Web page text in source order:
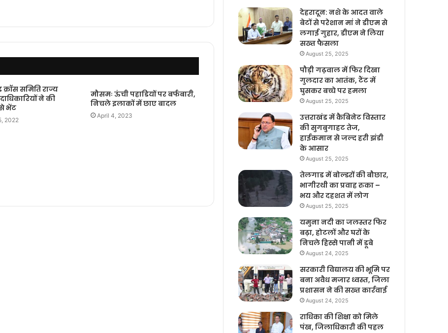
क्रॉस समिति राज्य
ने की
भेंट
2022
मौसमः ऊंची पहाडियों पर बर्फबारी,
निचले इलाकों में छाए बादल
April 4, 2023
देहरादून: नशे के आदत वाले
बेटों से परेशान मां ने डीएम से
लगाई गुहार, डीएम ने लिया
सख्त फैसला
August 25, 2025
पौड़ी गढ़वाल में फिर दिखा
गुलदार का आतंक, टैंट में
घुसकर बच्चे पर हमला
August 25, 2025
उत्तराखंड में कैबिनेट विस्तार
की सुगबुगाहट तेज,
हाईकमान से जल्द हरी झंडी
के आसार
August 25, 2025
तेलगाड में बोल्डरों की बौछार,
भागीरथी का प्रवाह रुका –
भय और दहशत में लोग
August 25, 2025
यमुना नदी का जलस्तर फिर
बढ़ा, होटलों और घरों के
निचले हिस्से पानी में डूबे
August 24, 2025
सरकारी विद्यालय की भूमि पर
बना अवैध मजार ध्वस्त, जिला
प्रशासन ने की सख्त कार्रवाई
August 24, 2025
राधिका की शिक्षा को मिले
पंख, जिलाधिकारी की पहल